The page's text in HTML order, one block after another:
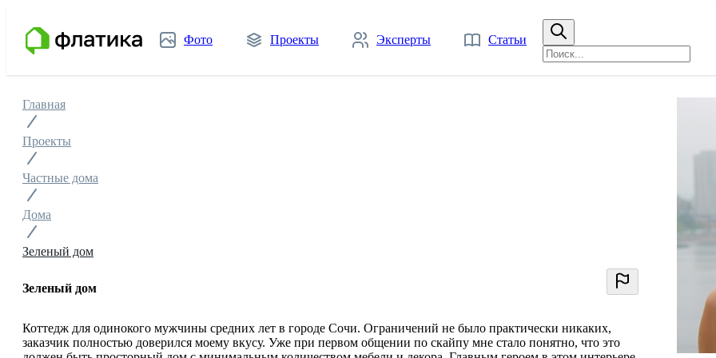
Фото Проекты Эксперты Статьи
Главная
Проекты
Частные дома
Дома
Зеленый дом
Зеленый дом
Коттедж для одинокого мужчины средних лет в городе Сочи. Ограничений не было практически никаких,
заказчик полностью доверился моему вкусу. Уже при первом общении по скайпу мне стало понятно, что это